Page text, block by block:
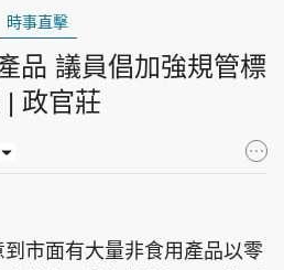
時事直擊
品 議員倡加強規管標
| 政官莊
市面有大量非食用產品以零